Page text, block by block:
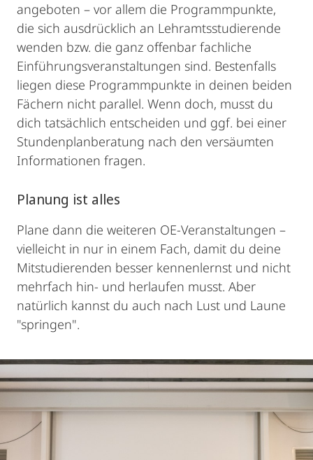
angeboten – vor allem die Programmpunkte,
die sich ausdrücklich an Lehramtsstudierende
wenden bzw. die ganz offenbar fachliche
Einführungsveranstaltungen sind. Bestenfalls
liegen diese Programmpunkte in deinen beiden
Fächern nicht parallel. Wenn doch, musst du
dich tatsächlich entscheiden und ggf. bei einer
Stundenplanberatung nach den versäumten
Informationen fragen.
Planung ist alles
Plane dann die weiteren OE-Veranstaltungen –
vielleicht in nur in einem Fach, damit du deine
Mitstudierenden besser kennenlernst und nicht
mehrfach hin- und herlaufen musst. Aber
natürlich kannst du auch nach Lust und Laune
"springen".